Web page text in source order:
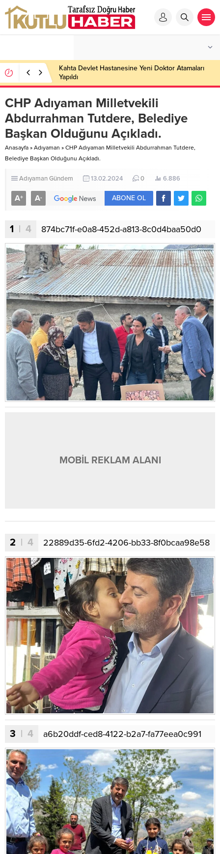
Kahta Devlet Hastanesine Yeni Doktor Atamaları
Yapıldı
CHP Adıyaman Milletvekili
Abdurrahman Tutdere, Belediye
Başkan Olduğunu Açıkladı.
Anasayfa » Adıyaman » CHP Adıyaman Milletvekili Abdurrahman Tutdere,
Belediye Başkan Olduğunu Açıkladı.
AdıyamanGündem 13.02.2024 0 6.886
A+ A- ABONE OL
1 | 4 874bc71f-e0a8-452d-a813-8c0d4baa50d0
MOBİL REKLAM ALANI
2 | 4 22889d35-6fd2-4206-bb33-8f0bcaa98e58
3 | 4 a6b20ddf-ced8-4122-b2a7-fa77eea0c991